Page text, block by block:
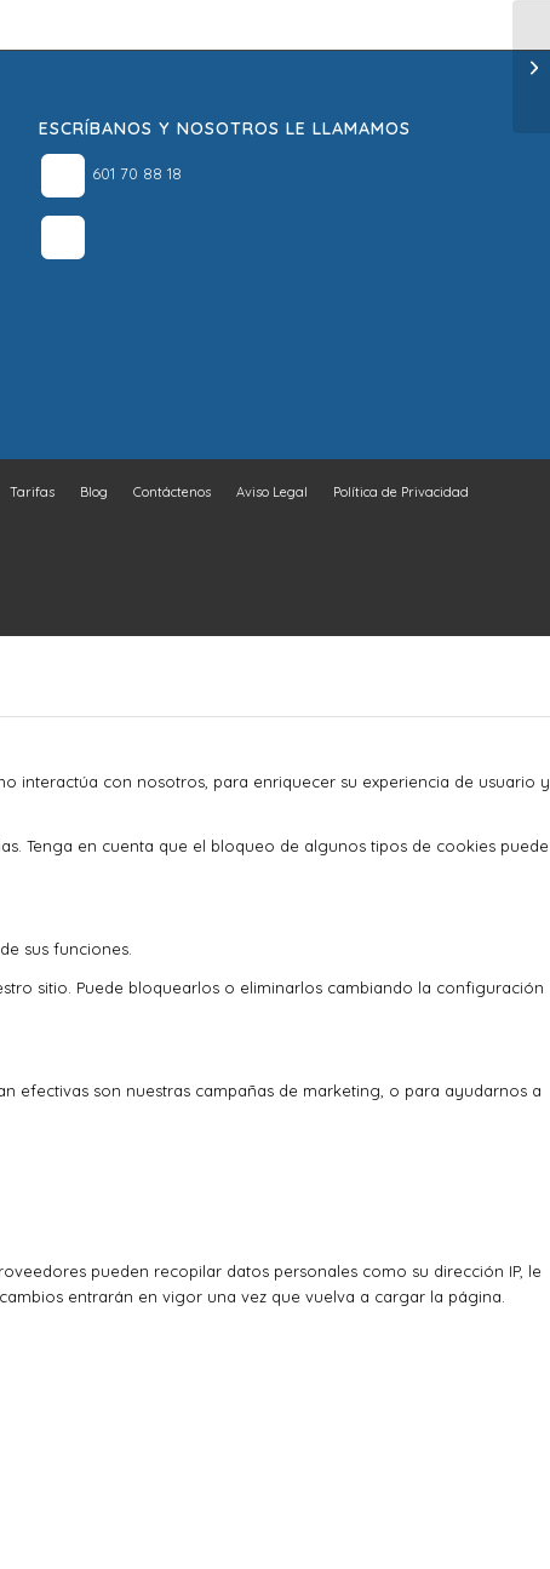
ESCRÍBANOS Y NOSOTROS LE LLAMAMOS
601 70 88 18
Tarifas Blog Contáctenos Aviso Legal Política de Privacidad
interactúa con nosotros, para enriquecer su experiencia de usuario y
Tenga en cuenta que el bloqueo de algunos tipos de cookies puede
sus funciones.
sitio. Puede bloquearlos o eliminarlos cambiando la configuración
efectivas son nuestras campañas de marketing, o para ayudarnos a
pueden recopilar datos personales como su dirección IP, le
entrarán en vigor una vez que vuelva a cargar la página.